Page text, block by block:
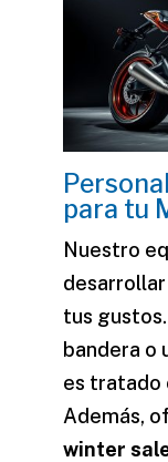
para tu
Nuestro
tus gustos.
bandera o
es tratado
Además,
winter